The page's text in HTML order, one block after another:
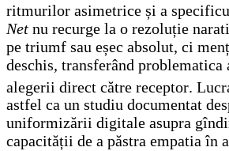
ritmurilor asimetrice și a
Net nu recurge la o rezoluție
pe triumf sau eșec absolut, ci
deschis, transferând
alegerii direct către receptor .
astfel ca un studiu documentat
uniformizării digitale asupra
capacității de a păstra empatia în